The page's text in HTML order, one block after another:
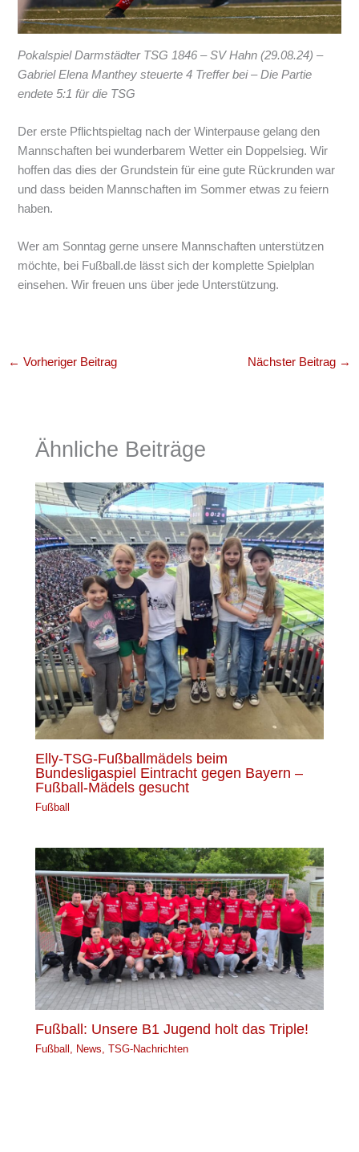
Pokalspiel Darmstädter TSG 1846 – SV Hahn (29.08.24) –
Gabriel Elena Manthey steuerte 4 Treffer bei – Die Partie
endete 5:1 für die TSG
Der erste Pflichtspieltag nach der Winterpause gelang den
Mannschaften bei wunderbarem Wetter ein Doppelsieg. Wir
hoffen das dies der Grundstein für eine gute Rückrunden war
und dass beiden Mannschaften im Sommer etwas zu feiern
haben.
Wer am Sonntag gerne unsere Mannschaften unterstützen
möchte, bei Fußball.de lässt sich der komplette Spielplan
einsehen. Wir freuen uns über jede Unterstützung.
← Vorheriger Beitrag Nächster Beitrag →
Ähnliche Beiträge
Elly-TSG-Fußballmädels beim
Bundesligaspiel Eintracht gegen Bayern –
Fußball-Mädels gesucht
Fußball
Fußball: Unsere B1 Jugend holt das Triple!
Fußball , News,TSG-Nachrichten